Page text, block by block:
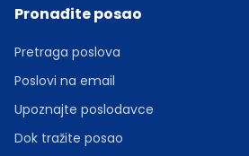
Pronađite posao
Pretraga poslova
Poslovi na email
Upoznajte poslodavce
Dok tražite posao